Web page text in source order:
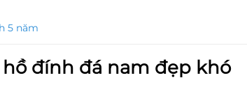
5 năm
đính đá nam đẹp khó